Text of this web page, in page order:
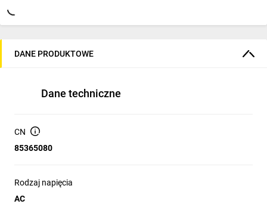
DANE PRODUKTOWE
Dane techniczne
CN
85365080
Rodzaj napięcia
AC